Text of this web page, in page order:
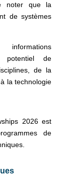
noter que la
de systèmes
potentiel de
de la
la technologie
2026 est
de